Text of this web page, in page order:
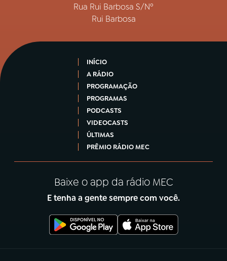
Rua Rui Barbosa S/Nº
Rui Barbosa
INÍCIO
A RÁDIO
PROGRAMAÇÃO
PROGRAMAS
PODCASTS
VIDEOCASTS
ÚLTIMAS
PRÊMIO RÁDIO MEC
Baixe o app da rádio MEC
E tenha a gente sempre com você.